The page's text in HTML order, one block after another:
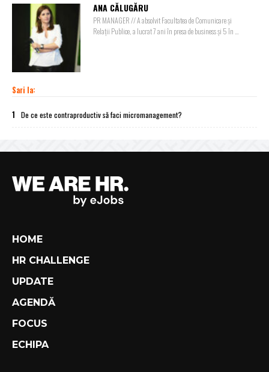
ANA CĂLUGĂRU
PR MANAGER // A absolvit Facultatea de Comunicare și
Relații Publice, a lucrat 7 ani în presa de business și 5 în ...
Sari la:
1 De ce este contraproductiv să faci micromanagement?
HOME
HR CHALLENGE
UPDATE
AGENDĂ
FOCUS
ECHIPA